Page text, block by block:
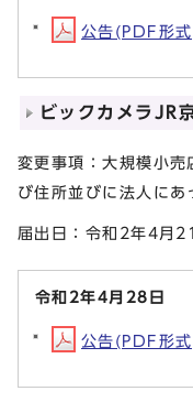
公告(PDF形
ビックカメラJR
変更事項：大規模小売
び住所並びに法人にあ
届出日：令和2年4月
令和2年4月28日
公告(PDF形